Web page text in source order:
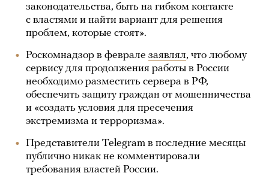
законодательства, быть на гибком контакте
с властями и найти вариант для решения
проблем, которые стоят».
Роскомнадзор в феврале заявлял, что любому
сервису для продолжения работы в России
необходимо разместить сервера в РФ,
обеспечить защиту граждан от мошенничества
и «создать условия для пресечения
экстремизма и терроризма».
Представители Telegram в последние месяцы
публично никак не комментировали
требования властей России.